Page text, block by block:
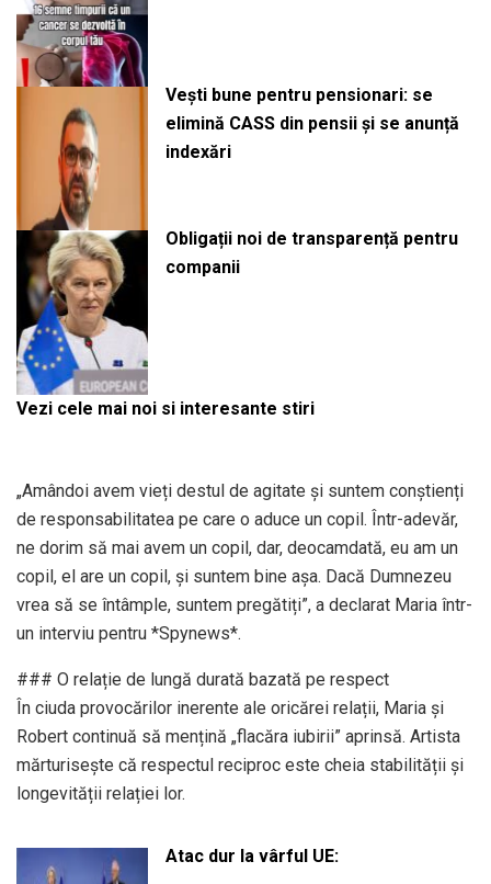
Vești bune pentru pensionari: se
elimină CASS din pensii și se anunță
indexări
Obligații noi de transparență pentru
companii
Vezi cele mai noi si interesante stiri
„Amândoi avem vieți destul de agitate și suntem conștienți
de responsabilitatea pe care o aduce un copil. Într-adevăr,
ne dorim să mai avem un copil, dar, deocamdată, eu am un
copil, el are un copil, și suntem bine așa. Dacă Dumnezeu
vrea să se întâmple, suntem pregătiți”, a declarat Maria într-
un interviu pentru *Spynews*.
### O relație de lungă durată bazată pe respect
În ciuda provocărilor inerente ale oricărei relații, Maria și
Robert continuă să mențină „flacăra iubirii” aprinsă. Artista
mărturisește că respectul reciproc este cheia stabilității și
longevității relației lor.
Atac dur la vârful UE: